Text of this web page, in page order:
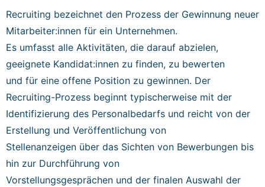
Recruiting bezeichnet den Prozess der Gewinnung neuer
Mitarbeiter:innen für ein Unternehmen.
Es umfasst alle Aktivitäten, die darauf abzielen,
geeignete Kandidat:innen zu finden, zu bewerten
und für eine offene Position zu gewinnen. Der
Recruiting-Prozess beginnt typischerweise mit der
Identifizierung des Personalbedarfs und reicht von der
Erstellung und Veröffentlichung von
Stellenanzeigen über das Sichten von Bewerbungen bis
hin zur Durchführung von
Vorstellungsgesprächen und der finalen Auswahl der